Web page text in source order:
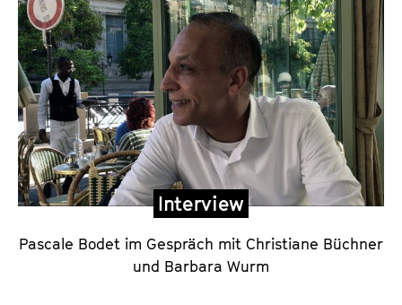
e
g
i
s
s
e
u
r
n
Interview
Pascale Bodet im Gespräch mit Christiane Büchner
und Barbara Wurm